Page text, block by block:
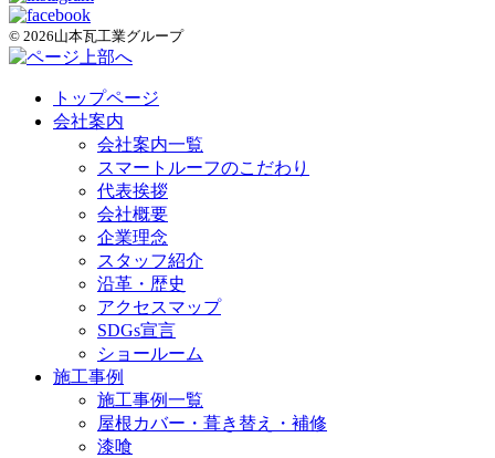
© 2026山本瓦工業グループ
トップページ
会社案内
会社案内一覧
スマートルーフのこだわり
代表挨拶
会社概要
企業理念
スタッフ紹介
沿革・歴史
アクセスマップ
SDGs宣言
ショールーム
施工事例
施工事例一覧
屋根カバー・葺き替え・補修
漆喰